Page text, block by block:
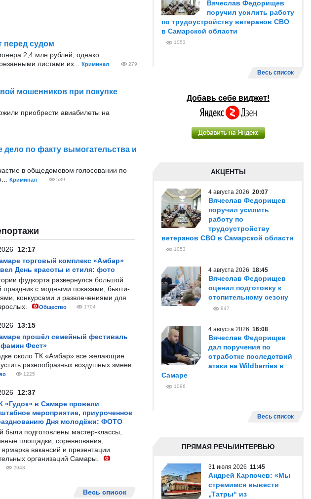
перед судом
2,4 млн рублей, однако
листами из...
Криминал 279
мошенников при покупке
приобрести авиабилеты на
дело по факту вымогательства и
в общедомовом голосовании по
Криминал 539
12:17
торговый комплекс «Амбар»
День красоты и стиля: фото
фудкорта развернулся большой
праздник с модными показами, бьюти-
конкурсами и развлечениями для
Общество 1704
13:15
прошёл семейный фестиваль
Фест»
около ТК «Амбар» все желающие
разнообразных воздушных змеев.
1225
12:37
«Гудок» в Самаре провели
мероприятие, приуроченное
Дня молодёжи: ФОТО
были подготовлены мастер-классы,
площадки, соревнования,
ярмарка вакансий и презентации
организаций Самары.
2948
Весь список
Вячеслав Федорищев
поручил усилить работу
по трудоустройству ветеранов СВО
в Самарской области
1053
Весь список
Добавь себе виджет!
АКЦЕНТЫ
4 августа 2026 20:07
Вячеслав Федорищев
поручил усилить
работу по
трудоустройству
ветеранов СВО в Самарской области
1053
4 августа 2026 18:45
Вячеслав Федорищев
оценил подготовку к
отопительному сезону
947
4 августа 2026 16:08
Вячеслав Федорищев
дал поручения по
отработке последствий
атаки на Wildberries в
Самаре
1096
Весь список
ПРЯМАЯ РЕЧЬ/ИНТЕРВЬЮ
31 июля 2026 11:45
Андрей Карпочев: «Мы
стремимся вывести
„Татры“ из